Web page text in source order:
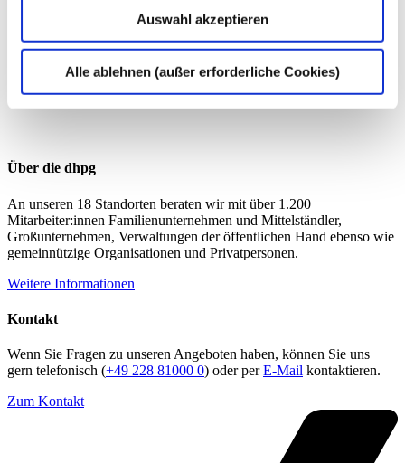
Auswahl akzeptieren
Alle ablehnen (außer erforderliche Cookies)
Über die dhpg
An unseren 18 Standorten beraten wir mit über 1.200
Mitarbeiter:innen Familienunternehmen und Mittelständler,
Großunternehmen, Verwaltungen der öffentlichen Hand ebenso wie
gemeinnützige Organisationen und Privatpersonen.
Weitere Informationen
Kontakt
Wenn Sie Fragen zu unseren Angeboten haben, können Sie uns
gern telefonisch (+49 228 81000 0) oder perE-Mail kontaktieren.
Zum Kontakt